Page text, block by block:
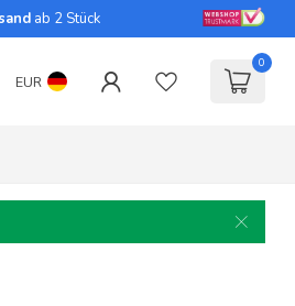
ab 2 Stück
EUR
0